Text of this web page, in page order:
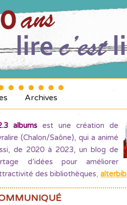
Archives
albums est une création de
(Chalon/Saône), qui a animé
de 2020 à 2023, un blog de
d’idées pour améliorer
des bibliothèques, alterbib